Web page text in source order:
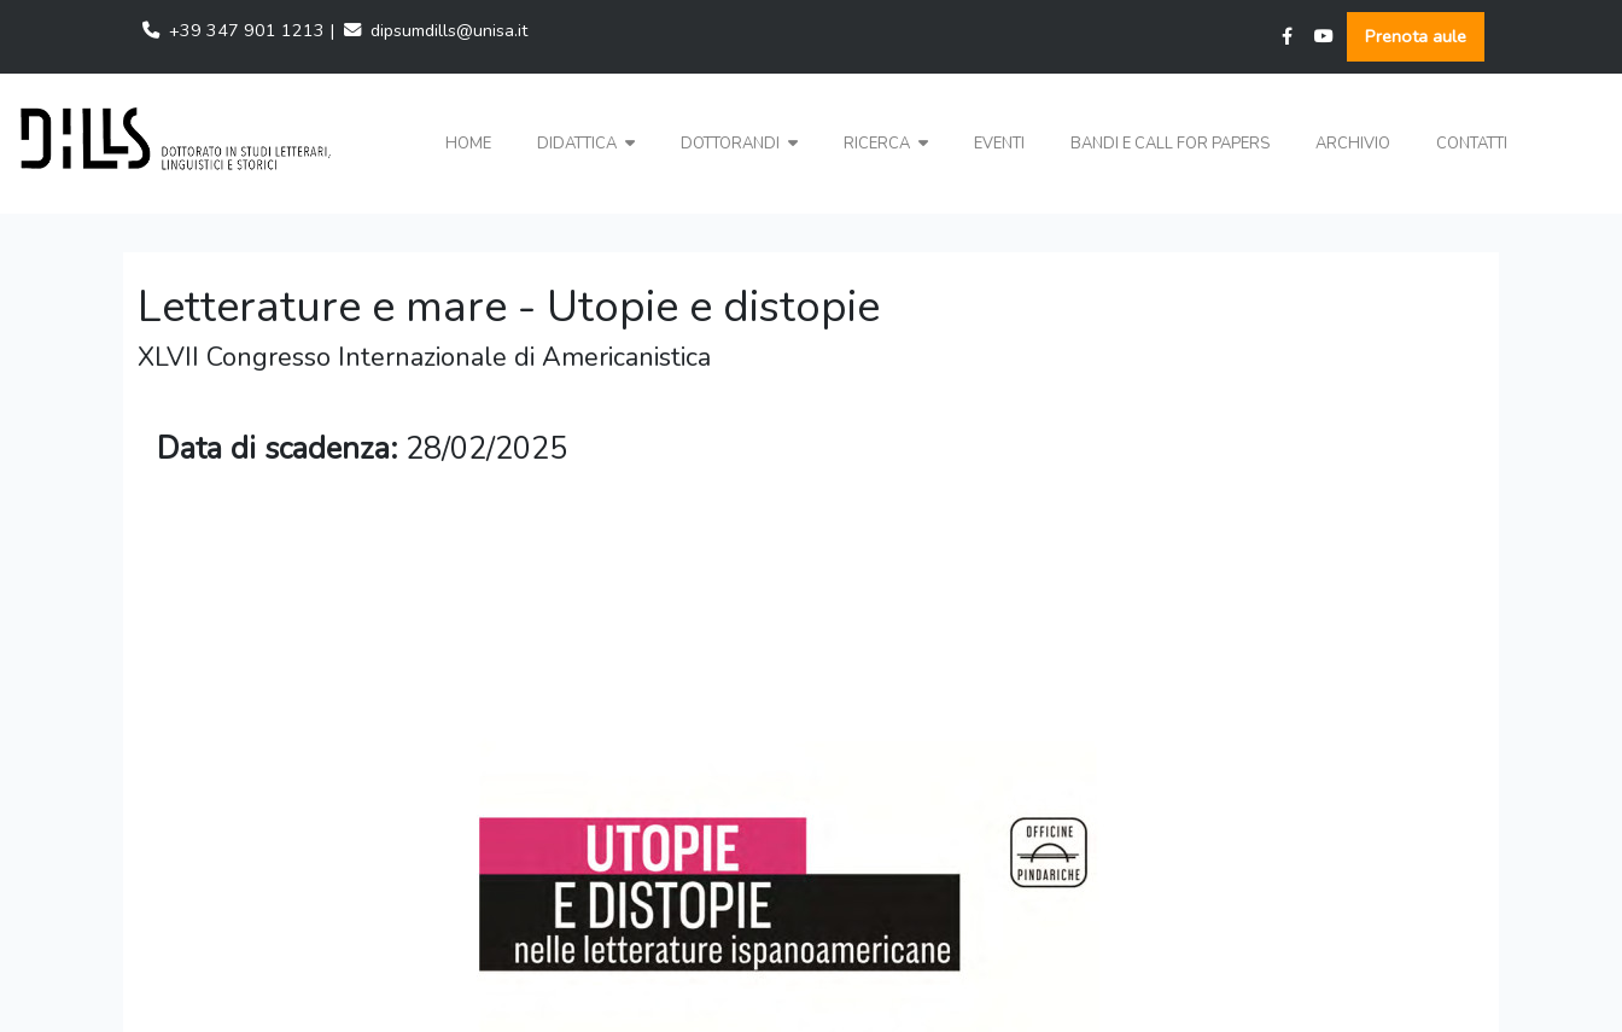
+39 347 901 1213 | dipsumdills@unisa.it Prenota aule
HOME DIDATTICA DOTTORANDI RICERCA EVENTI BANDI E CALL FOR PAPERS ARCHIVIO CONTATTI
Letterature e mare - Utopie e distopie
XLVII Congresso Internazionale di Americanistica
Data di scadenza: 28/02/2025